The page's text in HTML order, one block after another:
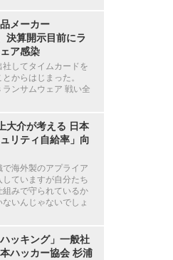
メーカー
決算開示目前にラ
ア感染
社してタイムカードを
からはじまった。
ランサムウェア 戦い全
大介が考える 日本
リティ自給率」向
で海外製のアプライア
していますが自分たち
組みで守られているか
いんじゃないでしょ
ハッキング」一般社
ハッカー協会 杉浦